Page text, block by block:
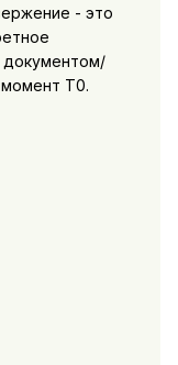
- это
T0.